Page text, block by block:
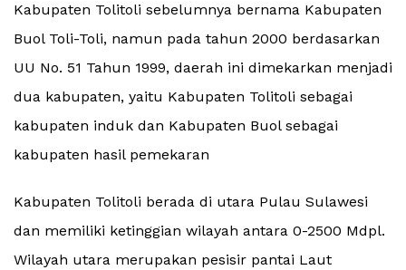
Kabupaten Tolitoli sebelumnya bernama Kabupaten
Buol Toli-Toli, namun pada tahun 2000 berdasarkan
UU No. 51 Tahun 1999, daerah ini dimekarkan menjadi
dua kabupaten, yaitu Kabupaten Tolitoli sebagai
kabupaten induk dan Kabupaten Buol sebagai
kabupaten hasil pemekaran
Kabupaten Tolitoli berada di utara Pulau Sulawesi
dan memiliki ketinggian wilayah antara 0-2500 Mdpl.
Wilayah utara merupakan pesisir pantai Laut